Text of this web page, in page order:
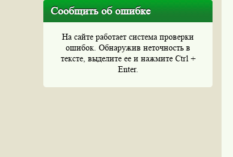
Сообщить об ошибке
На сайте работает система проверки
ошибок. Обнаружив неточность в
тексте, выделите ее и нажмите Ctrl +
Enter.